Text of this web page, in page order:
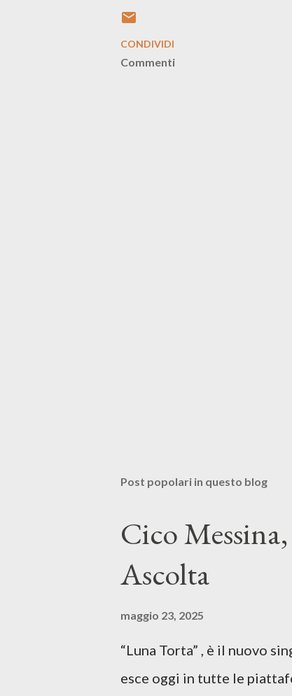
CONDIVIDI
Commenti
Post popolari in questo blog
Cico
Ascolta
maggio 23, 2025
“Luna Torta” , è il nuovo
esce oggi in tutte le